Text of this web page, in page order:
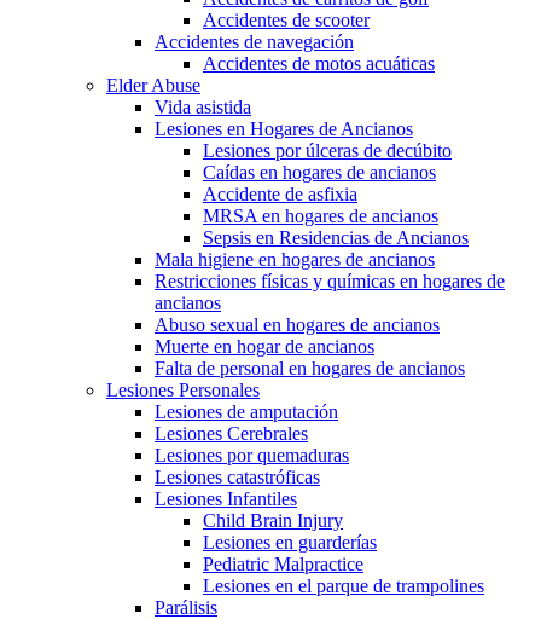
Accidentes de scooter
Accidentes de navegación
Accidentes de motos acuáticas
Elder Abuse
Vida asistida
Lesiones en Hogares de Ancianos
Lesiones por úlceras de decúbito
Caídas en hogares de ancianos
Accidente de asfixia
MRSA en hogares de ancianos
Sepsis en Residencias de Ancianos
Mala higiene en hogares de ancianos
Restricciones físicas y químicas en hogares de
ancianos
Abuso sexual en hogares de ancianos
Muerte en hogar de ancianos
Falta de personal en hogares de ancianos
Lesiones Personales
Lesiones de amputación
Lesiones Cerebrales
Lesiones por quemaduras
Lesiones catastróficas
Lesiones Infantiles
Child Brain Injury
Lesiones en guarderías
Pediatric Malpractice
Lesiones en el parque de trampolines
Parálisis